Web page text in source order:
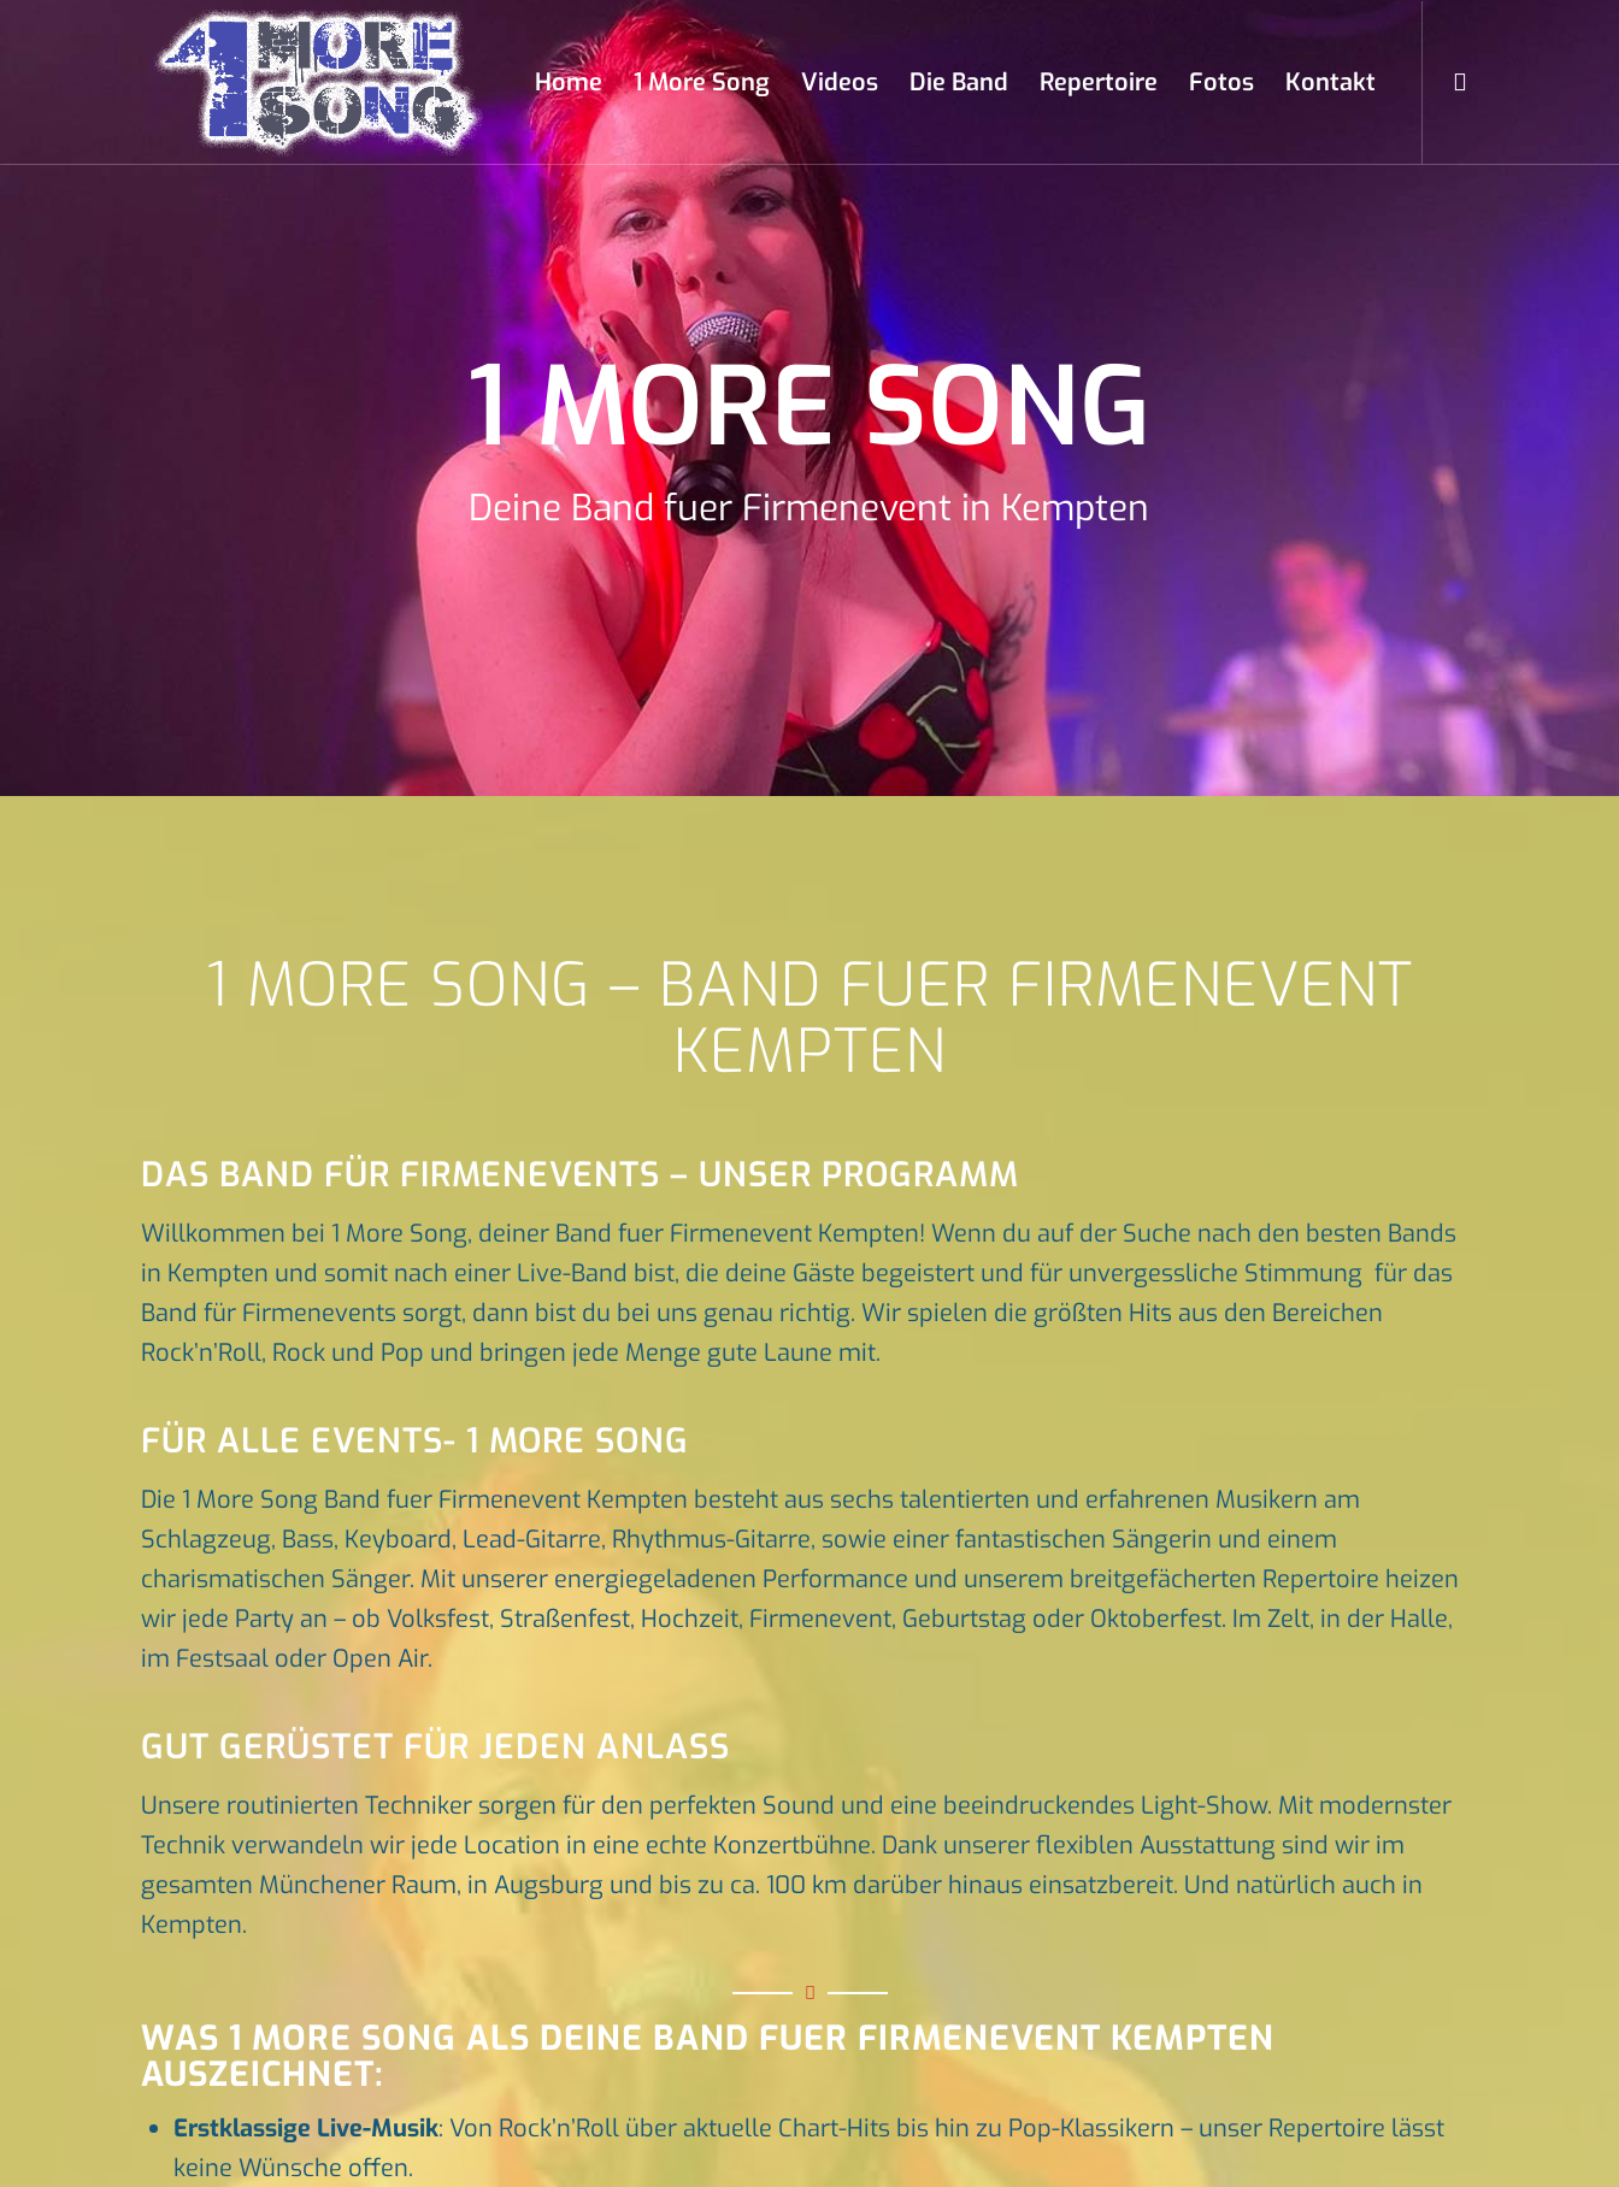
Home 1 More Song Videos Die Band Repertoire Fotos Kontakt
1 MORE SONG
Deine Band fuer Firmenevent in Kempten
1 MORE SONG – BAND FUER FIRMENEVENT
KEMPTEN
DAS BAND FÜR FIRMENEVENTS – UNSER PROGRAMM
Willkommen bei 1 More Song, deiner Band fuer Firmenevent Kempten! Wenn du auf der Suche nach den besten Bands
in Kempten und somit nach einer Live-Band bist, die deine Gäste begeistert und für unvergessliche Stimmung für das
Band für Firmenevents sorgt, dann bist du bei uns genau richtig. Wir spielen die größten Hits aus den Bereichen
Rock’n’Roll, Rock und Pop und bringen jede Menge gute Laune mit.
FÜR ALLE EVENTS- 1 MORE SONG
Die 1 More Song Band fuer Firmenevent Kempten besteht aus sechs talentierten und erfahrenen Musikern am
Schlagzeug, Bass, Keyboard, Lead-Gitarre, Rhythmus-Gitarre, sowie einer fantastischen Sängerin und einem
charismatischen Sänger. Mit unserer energiegeladenen Performance und unserem breitgefächerten Repertoire heizen
wir jede Party an – ob Volksfest, Straßenfest, Hochzeit, Firmenevent, Geburtstag oder Oktoberfest. Im Zelt, in der Halle,
im Festsaal oder Open Air.
GUT GERÜSTET FÜR JEDEN ANLASS
Unsere routinierten Techniker sorgen für den perfekten Sound und eine beeindruckendes Light-Show. Mit modernster
Technik verwandeln wir jede Location in eine echte Konzertbühne. Dank unserer flexiblen Ausstattung sind wir im
gesamten Münchener Raum, in Augsburg und bis zu ca. 100 km darüber hinaus einsatzbereit. Und natürlich auch in
Kempten.
WAS 1 MORE SONG ALS DEINE BAND FUER FIRMENEVENT KEMPTEN
AUSZEICHNET:
Erstklassige Live-Musik: Von Rock’n’Roll über aktuelle Chart-Hits bis hin zu Pop-Klassikern – unser Repertoire lässt
keine Wünsche offen.